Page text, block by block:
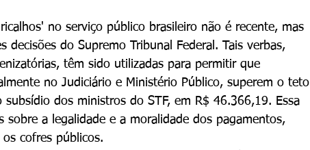
no serviço público brasileiro não é recente, mas
decisões do Supremo Tribunal Federal. Tais verbas,
têm sido utilizadas para permitir que
no Judiciário e Ministério Público, superem o teto
dos ministros do STF, em R$ 46.366,19. Essa
sobre a legalidade e a moralidade dos pagamentos,
cofres públicos.